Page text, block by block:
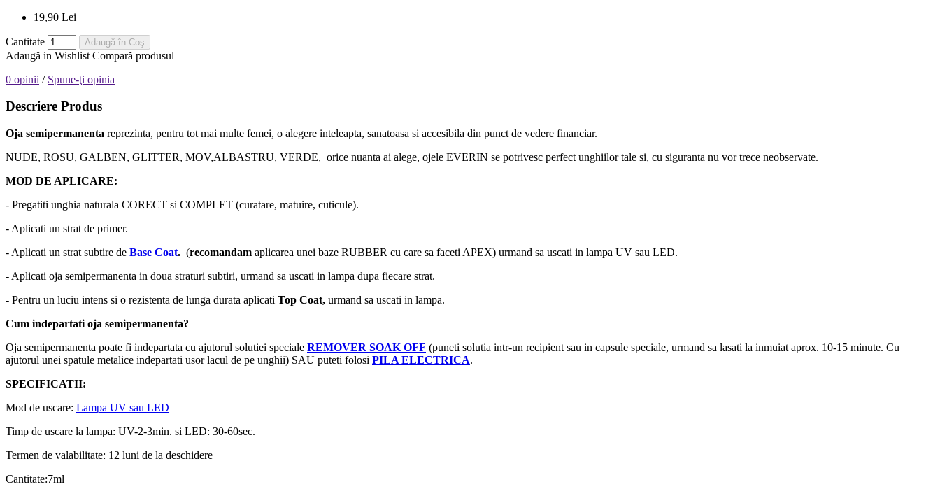
19,90 Lei
Cantitate Adaugă în Coş
Adaugă in Wishlist Compară produsul
0 opinii / Spune-ţi opinia
Descriere Produs
Oja semipermanenta reprezinta, pentru tot mai multe femei, o alegere inteleapta, sanatoasa si accesibila din punct de vedere financiar.
NUDE, ROSU, GALBEN, GLITTER, MOV,ALBASTRU, VERDE, orice nuanta ai alege, ojele EVERIN se potrivesc perfect unghiilor tale si, cu siguranta nu vor trece neobservate.
MOD DE APLICARE:
- Pregatiti unghia naturala CORECT si COMPLET (curatare, matuire, cuticule).
- Aplicati un strat de primer.
- Aplicati un strat subtire de Base Coat. (recomandam aplicarea unei baze RUBBER cu care sa faceti APEX) urmand sa uscati in lampa UV sau LED.
- Aplicati oja semipermanenta in doua straturi subtiri, urmand sa uscati in lampa dupa fiecare strat.
- Pentru un luciu intens si o rezistenta de lunga durata aplicati Top Coat, urmand sa uscati in lampa.
Cum indepartati oja semipermanenta?
Oja semipermanenta poate fi indepartata cu ajutorul solutiei speciale REMOVER SOAK OFF (puneti solutia intr-un recipient sau in capsule speciale, urmand sa lasati la inmuiat aprox. 10-15 minute. Cu
ajutorul unei spatule metalice indepartati usor lacul de pe unghii) SAU puteti folosi PILA ELECTRICA.
SPECIFICATII:
Mod de uscare: Lampa UV sau LED
Timp de uscare la lampa: UV-2-3min. si LED: 30-60sec.
Termen de valabilitate: 12 luni de la deschidere
Cantitate:7ml